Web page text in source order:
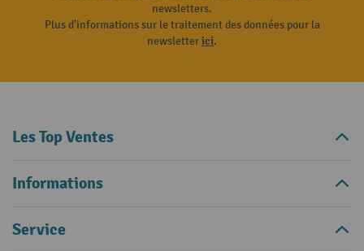
newsletters.
Plus d'informations sur le traitement des données pour la
newsletterici.
Les Top Ventes
Informations
Service